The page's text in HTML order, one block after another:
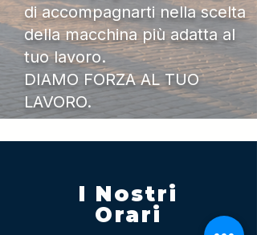
di accompagnarti nella scelta
della macchina più adatta al
tuo lavoro.
DIAMO FORZA AL TUO
LAVORO.
I Nostri
Orari